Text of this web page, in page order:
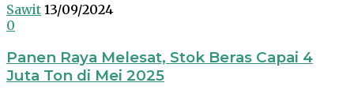
Sawit 13/09/2024
0
Panen Raya Melesat, Stok Beras Capai 4
Juta Ton di Mei 2025